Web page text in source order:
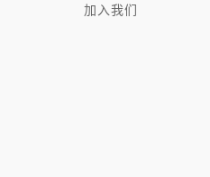
加入我们